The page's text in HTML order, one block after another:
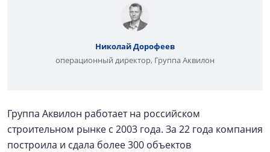
Николай Дорофеев
операционный директор, Группа Аквилон
Группа Аквилон работает на российском
строительном рынке с 2003 года. За 22 года компания
построила и сдала более 300 объектов